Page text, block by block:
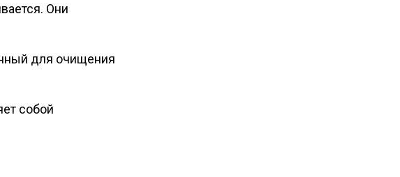
Они
для очищения
собой